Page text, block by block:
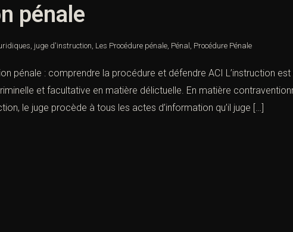
pénale
, juge d'instruction, Les Procédure pénale, Pénal , Procédure Pénale
pénale : comprendre la procédure et défendre ACI L’instruction
et facultative en matière délic­tuelle. En matière
le juge procède à tous les actes d’information qu’il juge […]